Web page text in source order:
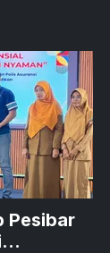
Pesibar